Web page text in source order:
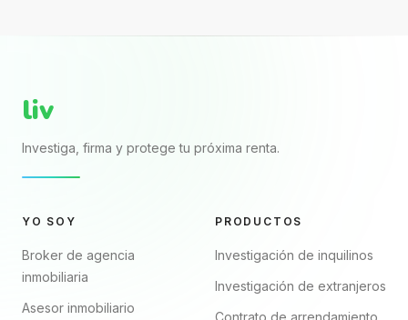
liv
Investiga, firma y protege tu próxima renta.
YO SOY
Broker de agencia
inmobiliaria
Asesor inmobiliario
PRODUCTOS
Investigación de inquilinos
Investigación de extranjeros
Contrato de arrendamiento